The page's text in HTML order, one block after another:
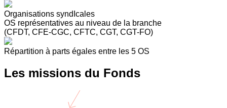
Organisations syndIcales
OS représentatives au niveau de la branche
(CFDT, CFE-CGC, CFTC, CGT, CGT-FO)
Répartition à parts égales entre les 5 OS
Les missions du Fonds